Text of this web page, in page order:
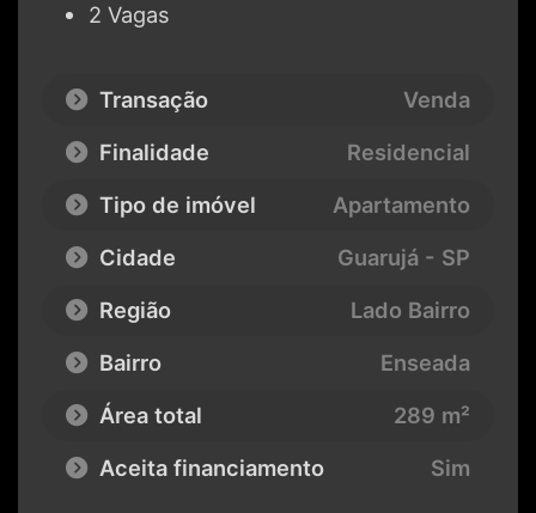
2 Vagas
Transação
Venda
Finalidade
Residencial
Tipo de imóvel
Apartamento
Cidade
Guarujá - SP
Região
Lado Bairro
Bairro
Enseada
Área total
289 m²
Aceita financiamento
Sim